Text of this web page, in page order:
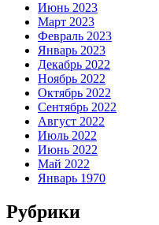
Июнь 2023
Март 2023
Февраль 2023
Январь 2023
Декабрь 2022
Ноябрь 2022
Октябрь 2022
Сентябрь 2022
Август 2022
Июль 2022
Июнь 2022
Май 2022
Январь 1970
Рубрики